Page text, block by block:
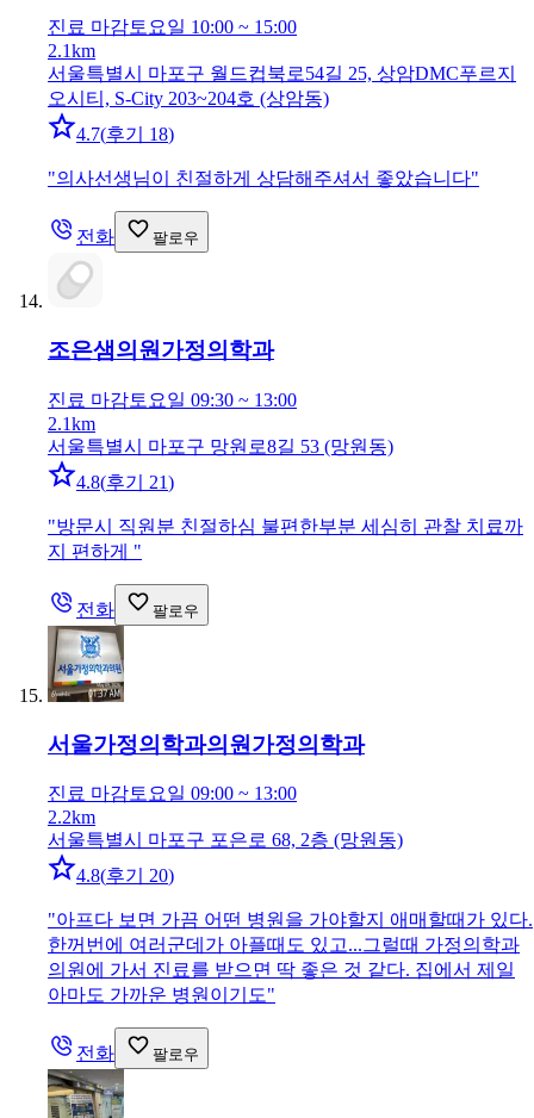
진료 마감토요일 10:00 ~ 15:00
2.1km
서울특별시 마포구 월드컵북로54길 25, 상암DMC푸르지
오시티, S-City 203~204호 (상암동)
4.7(후기 18)
"의사선생님이 친절하게 상담해주셔서 좋았습니다"
전화 팔로우
조은샘의원 가정의학과
진료 마감토요일 09:30 ~ 13:00
2.1km
서울특별시 마포구 망원로8길 53 (망원동)
4.8(후기 21)
"방문시 직원분 친절하심 불편한부분 세심히 관찰 치료까
지 편하게 "
전화 팔로우
서울가정의학과의원 가정의학과
진료 마감토요일 09:00 ~ 13:00
2.2km
서울특별시 마포구 포은로 68, 2층 (망원동)
4.8(후기 20)
"아프다 보면 가끔 어떤 병원을 가야할지 애매할때가 있다.
한꺼번에 여러군데가 아플때도 있고...그럴때 가정의학과
의원에 가서 진료를 받으면 딱 좋은 것 같다. 집에서 제일
아마도 가까운 병원이기도"
전화 팔로우